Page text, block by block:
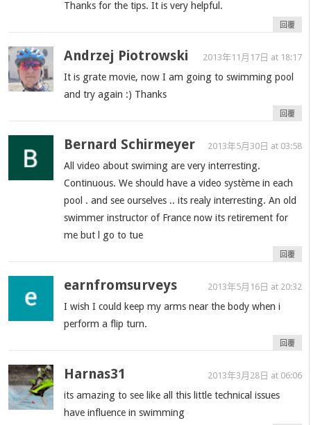
Thanks for the tips. It is very helpful.
回覆
Andrzej Piotrowski 2013年11月17日 at 18:17
It is grate movie, now I am going to swimming pool
and try again :) Thanks
回覆
Bernard Schirmeyer 2013年5月30日 at 03:58
All video about swiming are very interresting.
Continuous. We should have a video système in each
pool . and see ourselves .. its realy interresting. An old
swimmer instructor of France now its retirement for
me but l go to tue
回覆
earnfromsurveys 2013年5月16日 at 20:32
I wish I could keep my arms near the body when i
perform a flip turn.
回覆
Harnas31 2013年3月28日 at 06:06
its amazing to see like all this little technical issues
have influence in swimming